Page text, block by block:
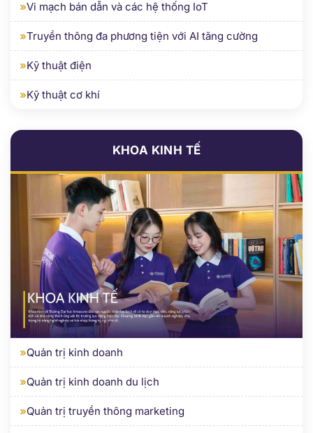
»Kỹ thuật điện
»Kỹ thuật cơ khí
Quản trị kinh doanh
»Quản trị kinh doanh du lịch
»Quản trị truyền thông marketing
»Quản trị bệnh viện
»Quản trị marketing số